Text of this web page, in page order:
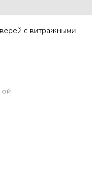
с витражными